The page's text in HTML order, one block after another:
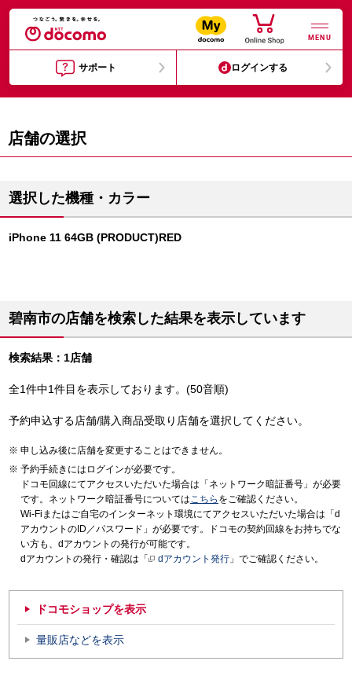
MENU
サポート ログインする
店舗の選択
選択した機種・カラー
iPhone 11 64GB (PRODUCT)RED
碧南市の店舗を検索した結果を表示しています
検索結果：1店舗
全1件中1件目を表示しております。(50音順)
予約申込する店舗/購入商品受取り店舗を選択してください。
申し込み後に店舗を変更することはできません。
予約手続きにはログインが必要です。
ドコモ回線にてアクセスいただいた場合は「ネットワーク暗証番号」が必要
です。ネットワーク暗証番号についてはこちら をご確認ください。
Wi-Fiまたはご自宅のインターネット環境にてアクセスいただいた場合は「d
アカウントのID／パスワード」が必要です。ドコモの契約回線をお持ちでな
い方も、dアカウントの発行が可能です。
dアカウントの発行・確認は「
dアカウント発行 」でご確認ください。
ドコモショップを表示
量販店などを表示